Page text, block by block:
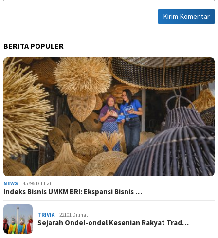
BERITA POPULER
NEWS 45796 Dilihat
Indeks Bisnis UMKM BRI: Ekspansi Bisnis …
TRIVIA 22101 Dilihat
Sejarah Ondel-ondel Kesenian Rakyat Trad…